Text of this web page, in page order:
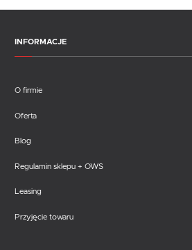
INFORMACJE
O firmie
Oferta
Blog
Regulamin sklepu + OWS
Leasing
Przyjęcie towaru